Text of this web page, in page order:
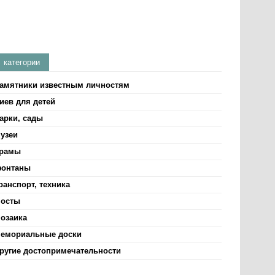
категории
известным личностям
для детей
сады
техника
доски
достопримечательности